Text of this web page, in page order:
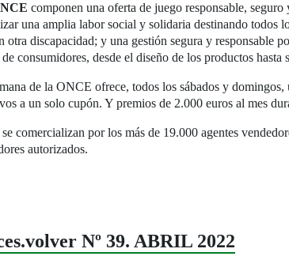
componen una oferta de juego responsable,
una amplia labor social y solidaria destinando todos
otra discapacidad; y una gestión segura y responsable
consumidores, desde el diseño de los productos hasta
de la ONCE ofrece, todos los sábados y
a un solo cupón. Y premios de 2.000 euros al mes
comercializan por los más de 19.000 agentes
autorizados.
Nº 39. ABRIL 2022